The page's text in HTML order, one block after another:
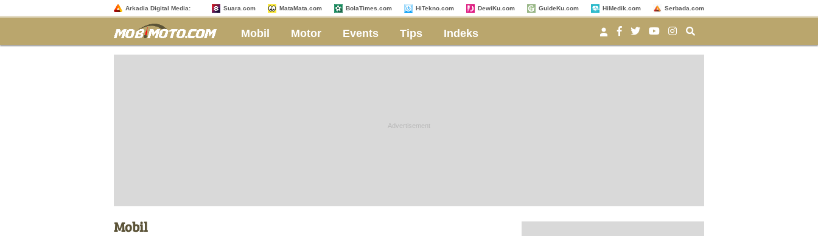
Arkadia Digital Media: Suara.com MataMata.com BolaTimes.com HiTekno.com DewiKu.com GuideKu.com HiMedik.com Serbada.com
Mobil Motor Events Tips Indeks
Mobil